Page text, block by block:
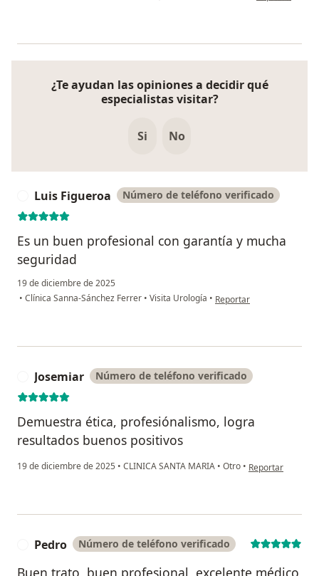
¿Te ayudan las opiniones a decidir qué
especialistas visitar?
Si No
Luis Figueroa Número de teléfono verificado
Es un buen profesional con garantía y mucha
seguridad
19 de diciembre de 2025
• Clínica Sanna-Sánchez Ferrer • Visita Urología • en opinión del usuario
Reportar
Josemiar Número de teléfono verificado
Demuestra ética, profesiónalismo, logra
resultados buenos positivos
19 de diciembre de 2025 • CLINICA SANTA MARIA • Otro • en opinión del
Reportar
Pedro Número de teléfono verificado
Buen trato ,buen profesional, excelente médico